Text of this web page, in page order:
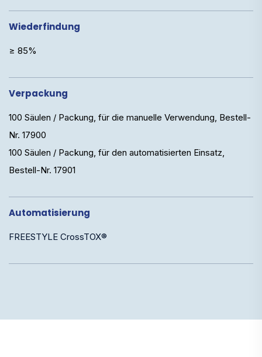
Wiederfindung
≥ 85%
Verpackung
100 Säulen / Packung, für die manuelle Verwendung, Bestell-
Nr. 17900
100 Säulen / Packung, für den automatisierten Einsatz,
Bestell-Nr. 17901
Automatisierung
FREESTYLE CrossTOX®